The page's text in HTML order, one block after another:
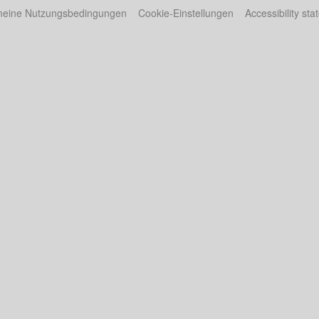
Nutzungsbedingungen Cookie-Einstellungen Accessibility